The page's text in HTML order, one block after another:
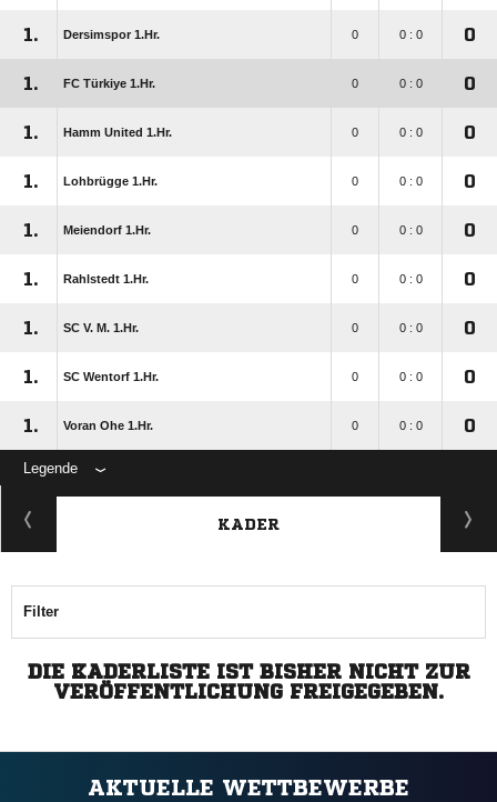
1. Dersimspor 1.Hr. 0 0 : 0 0
1. FC Türkiye 1.Hr. 0 0 : 0 0
1. Hamm United 1.Hr. 0 0 : 0 0
1. Lohbrügge 1.Hr. 0 0 : 0 0
1. Meiendorf 1.Hr. 0 0 : 0 0
1. Rahlstedt 1.Hr. 0 0 : 0 0
1. SC V. M. 1.Hr. 0 0 : 0 0
1. SC Wentorf 1.Hr. 0 0 : 0 0
1. Voran Ohe 1.Hr. 0 0 : 0 0
Legende
KADER
Filter
DIE KADERLISTE IST BISHER NICHT ZUR
VERÖFFENTLICHUNG FREIGEGEBEN.
AKTUELLE WETTBEWERBE